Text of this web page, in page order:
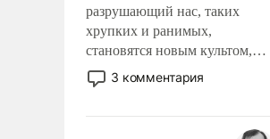
разрушающий нас, таких
хрупких и ранимых,
становятся новым культом,
постепенно вытесняя и
отменяя традиционное
мужественным и твердым под
3 комментария